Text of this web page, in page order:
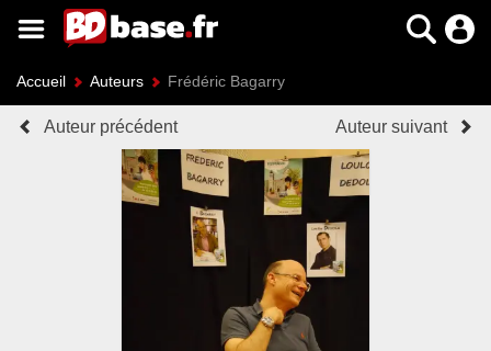
Accueil Auteurs Frédéric Bagarry
Auteur précédent Auteur suivant